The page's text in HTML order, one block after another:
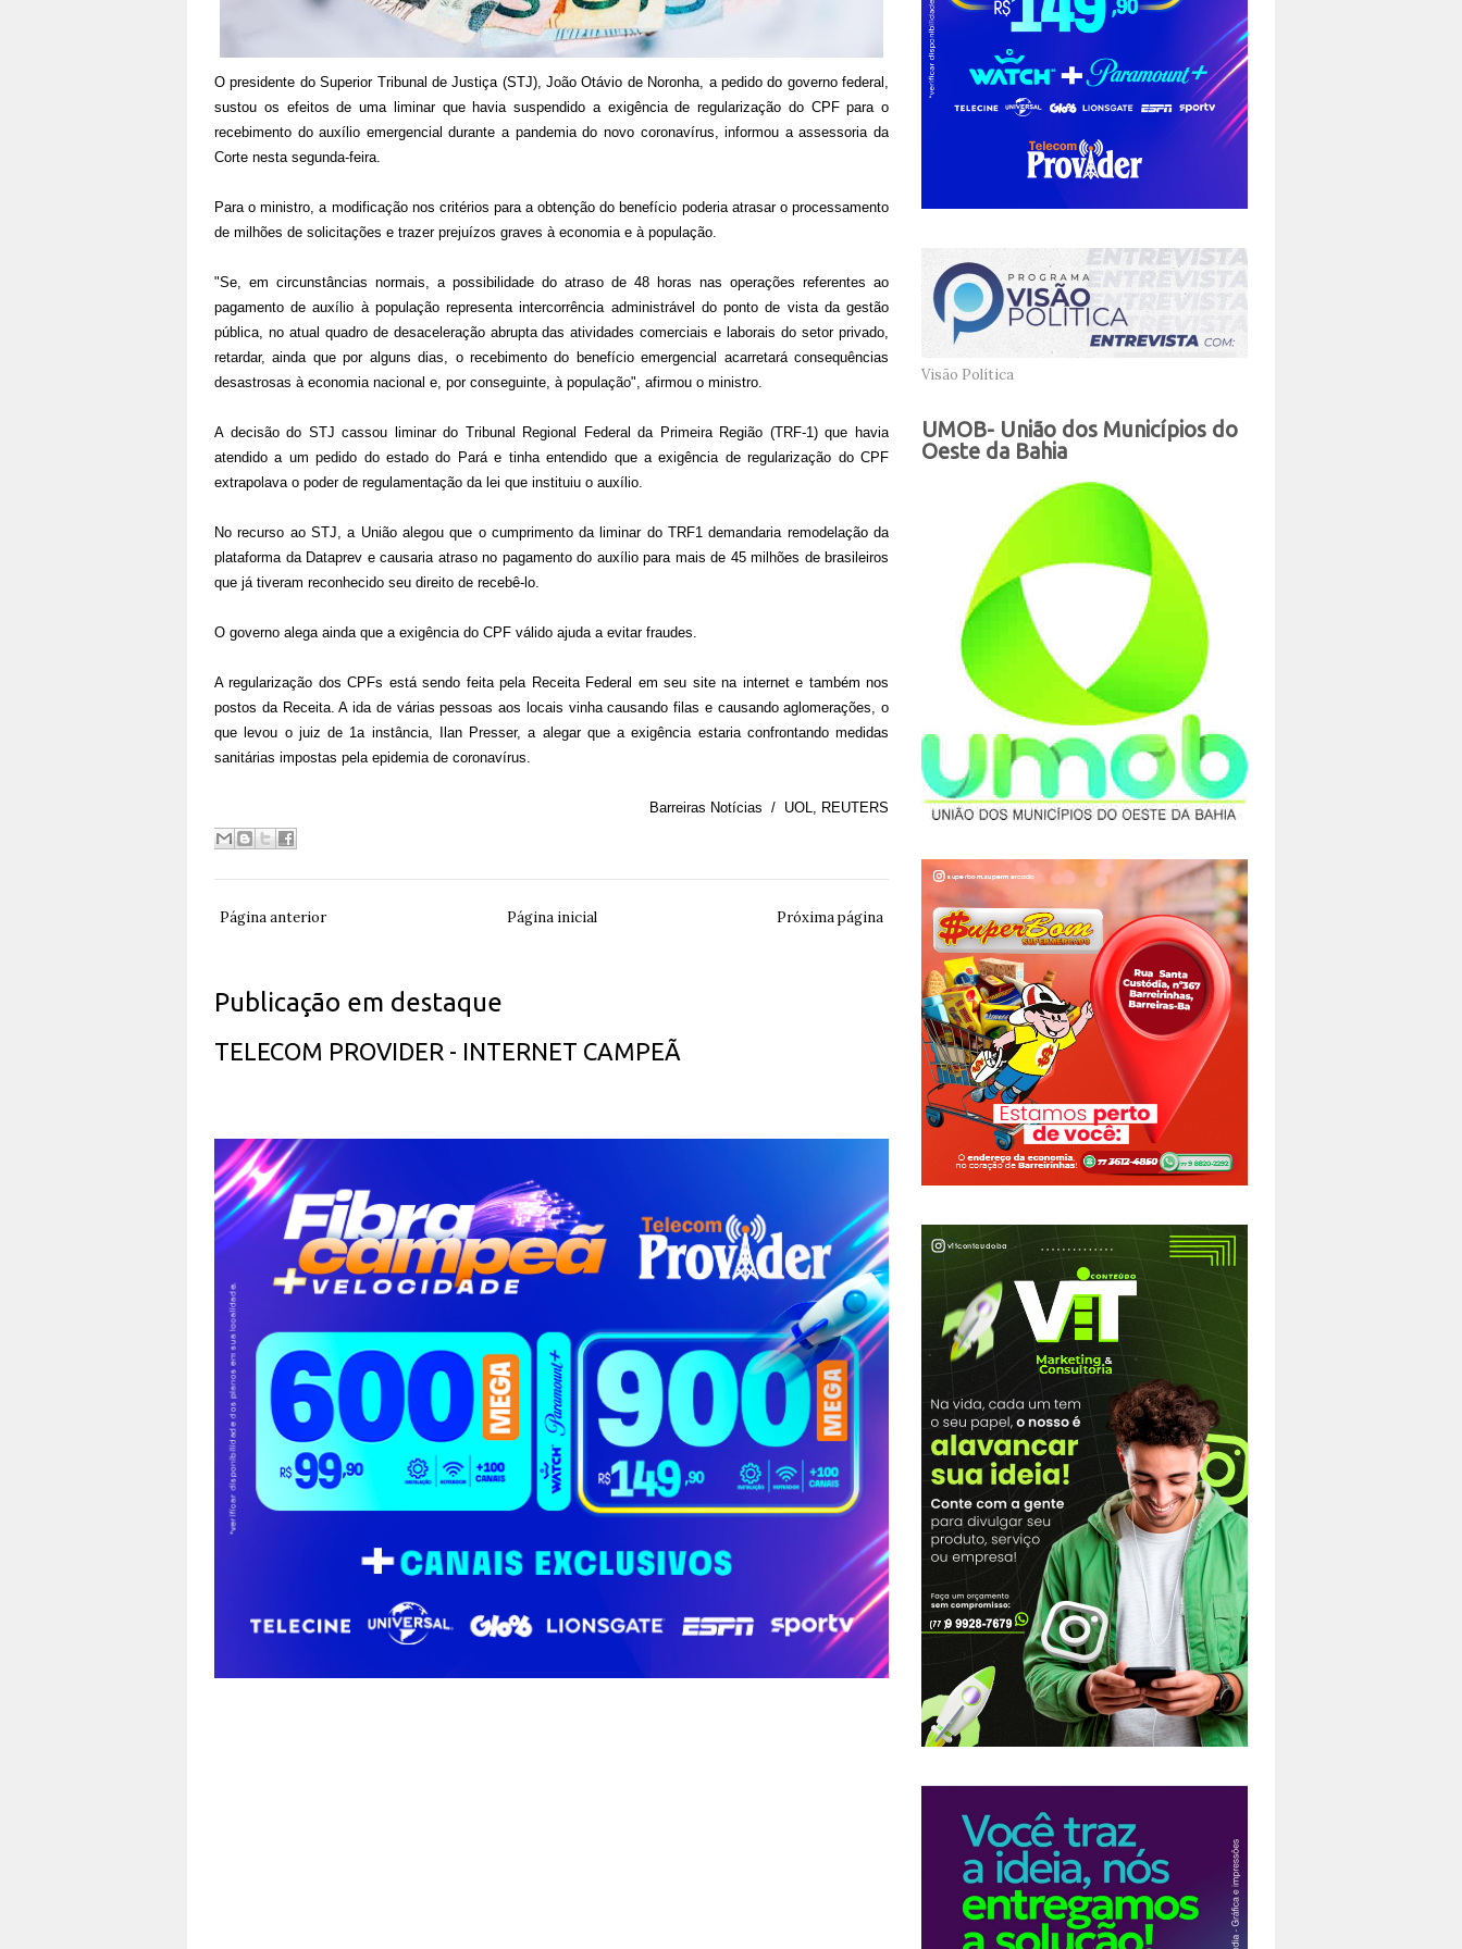
O presidente do Superior Tribunal de Justiça (STJ), João Otávio de Noronha, a pedido do governo federal,
sustou os efeitos de uma liminar que havia suspendido a exigência de regularização do CPF para o
recebimento do auxílio emergencial durante a pandemia do novo coronavírus, informou a assessoria da
Corte nesta segunda-feira.
Para o ministro, a modificação nos critérios para a obtenção do benefício poderia atrasar o processamento
de milhões de solicitações e trazer prejuízos graves à economia e à população.
"Se, em circunstâncias normais, a possibilidade do atraso de 48 horas nas operações referentes ao
pagamento de auxílio à população representa intercorrência administrável do ponto de vista da gestão
pública, no atual quadro de desaceleração abrupta das atividades comerciais e laborais do setor privado,
retardar, ainda que por alguns dias, o recebimento do benefício emergencial acarretará consequências
desastrosas à economia nacional e, por conseguinte, à população", afirmou o ministro.
A decisão do STJ cassou liminar do Tribunal Regional Federal da Primeira Região (TRF-1) que havia
atendido a um pedido do estado do Pará e tinha entendido que a exigência de regularização do CPF
extrapolava o poder de regulamentação da lei que instituiu o auxílio.
No recurso ao STJ, a União alegou que o cumprimento da liminar do TRF1 demandaria remodelação da
plataforma da Dataprev e causaria atraso no pagamento do auxílio para mais de 45 milhões de brasileiros
que já tiveram reconhecido seu direito de recebê-lo.
O governo alega ainda que a exigência do CPF válido ajuda a evitar fraudes.
A regularização dos CPFs está sendo feita pela Receita Federal em seu site na internet e também nos
postos da Receita. A ida de várias pessoas aos locais vinha causando filas e causando aglomerações, o
que levou o juiz de 1a instância, Ilan Presser, a alegar que a exigência estaria confrontando medidas
sanitárias impostas pela epidemia de coronavírus.
Barreiras Notícias / UOL, REUTERS
Página anterior Próxima página
Página inicial
Publicação em destaque
TELECOM PROVIDER - INTERNET CAMPEÃ
Visão Política
UMOB- União dos Municípios do
Oeste da Bahia